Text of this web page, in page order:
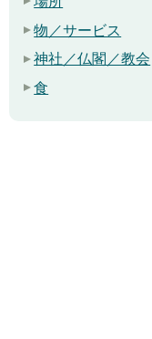
物／サービス
神社／仏閣／教会
食